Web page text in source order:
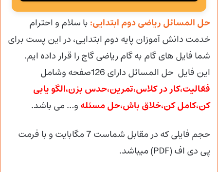
حل المسائل ریاضی دوم ابتدایی: با سلام و احترام
خدمت دانش آموزان پایه دوم ابتدایی، در این پست برای
شما فایل های گام به گام ریاضی گاج را قرار داده ایم.
این فایل حل المسائل دارای 126صفحه وشامل
فعّالیت،کار در کلاس،تمرین،حدس بزن،الگو یابی
کن،کامل کن،خلاق باش،حل مسئله و… می باشد.
حجم فایلی که در مقابل شماست 7 مگابایت و با فرمت
پی دی اف (PDF) میباشد.